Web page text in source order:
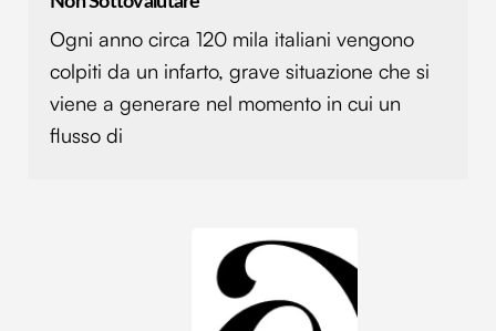
pubblicità e social media, i quali potrebbero combinarle
con altre informazioni che hai fornito loro o che hanno
raccolto dal tuo utilizzo dei loro servizi.
Ogni anno circa 120 mila italiani vengono
colpiti da un infarto, grave situazione che si
viene a generare nel momento in cui un
flusso di